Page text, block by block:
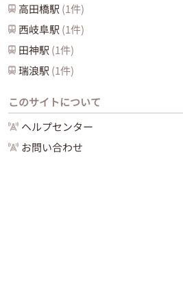
高田橋駅 (1件)
西岐阜駅 (1件)
田神駅 (1件)
瑞浪駅 (1件)
このサイトについて
ヘルプセンター
お問い合わせ